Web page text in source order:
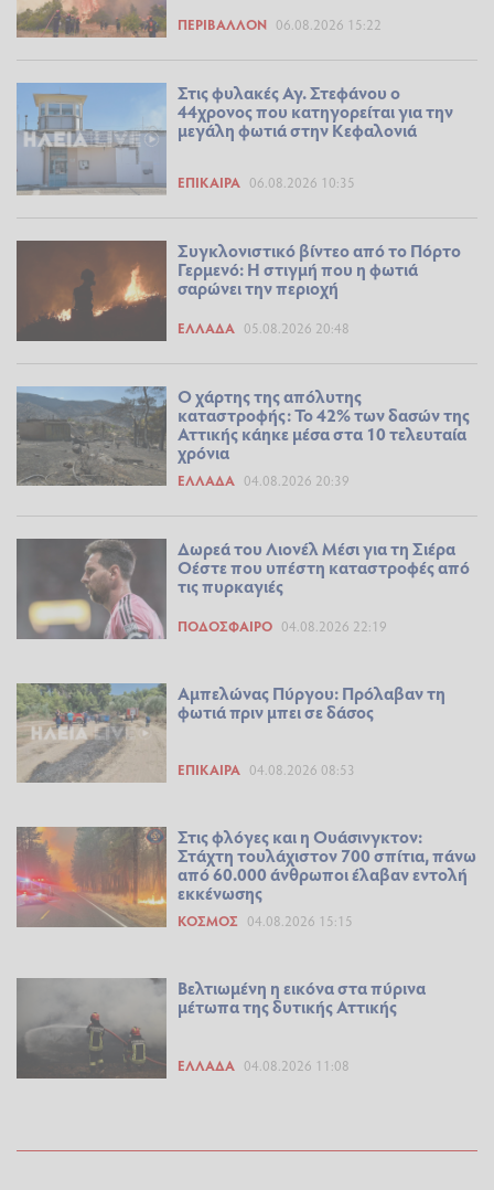
ΠΕΡΙΒΆΛΛΟΝ 06.08.2026 15:22
Στις φυλακές Αγ. Στεφάνου ο
44χρονος που κατηγορείται για την
μεγάλη φωτιά στην Κεφαλονιά
ΕΠΊΚΑΙΡΑ 06.08.2026 10:35
Συγκλονιστικό βίντεο από το Πόρτο
Γερμενό: Η στιγμή που η φωτιά
σαρώνει την περιοχή
ΕΛΛΆΔΑ 05.08.2026 20:48
Ο χάρτης της απόλυτης
καταστροφής: Το 42% των δασών της
Αττικής κάηκε μέσα στα 10 τελευταία
χρόνια
ΕΛΛΆΔΑ 04.08.2026 20:39
Δωρεά του Λιονέλ Μέσι για τη Σιέρα
Οέστε που υπέστη καταστροφές από
τις πυρκαγιές
ΠΟΔΌΣΦΑΙΡΟ 04.08.2026 22:19
Αμπελώνας Πύργου: Πρόλαβαν τη
φωτιά πριν μπει σε δάσος
ΕΠΊΚΑΙΡΑ 04.08.2026 08:53
Στις φλόγες και η Ουάσινγκτον:
Στάχτη τουλάχιστον 700 σπίτια, πάνω
από 60.000 άνθρωποι έλαβαν εντολή
εκκένωσης
ΚΌΣΜΟΣ 04.08.2026 15:15
Βελτιωμένη η εικόνα στα πύρινα
μέτωπα της δυτικής Αττικής
ΕΛΛΆΔΑ 04.08.2026 11:08